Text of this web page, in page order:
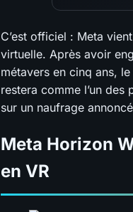
C’est officiel : Meta
virtuelle. Après avoir
métavers en cinq ans,
restera comme l’un
sur un naufrage
Meta Horizon
en VR